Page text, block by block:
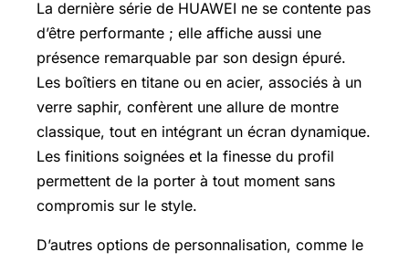
La dernière série de HUAWEI ne se contente pas
d’être performante ; elle affiche aussi une
présence remarquable par son design épuré.
Les boîtiers en titane ou en acier, associés à un
verre saphir, confèrent une allure de montre
classique, tout en intégrant un écran dynamique.
Les finitions soignées et la finesse du profil
permettent de la porter à tout moment sans
compromis sur le style.
D’autres options de personnalisation, comme le